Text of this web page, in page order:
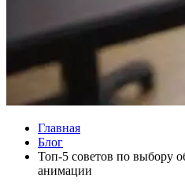
Главная
Блог
Топ-5 советов по выбору
анимации